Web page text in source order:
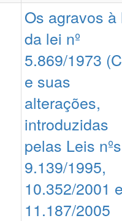
Os agravos à
da lei nº
5.869/1973
e suas
alterações,
introduzidas
pelas Leis nºs
9.139/1995,
10.352/2001
11.187/2005